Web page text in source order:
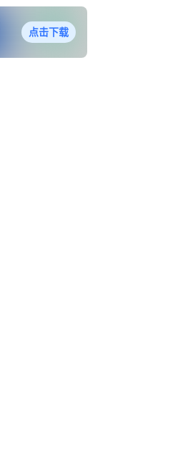
点击下载